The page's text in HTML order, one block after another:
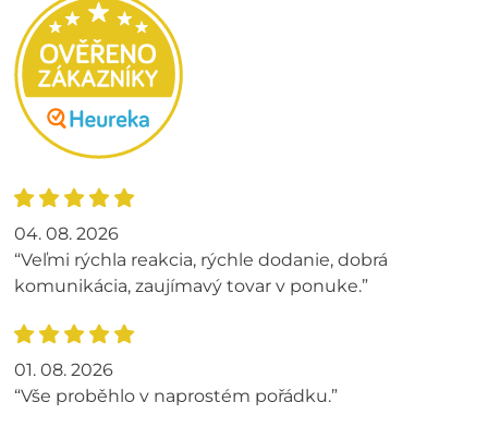
04. 08. 2026
“Veľmi rýchla reakcia, rýchle dodanie, dobrá
komunikácia, zaujímavý tovar v ponuke.”
01. 08. 2026
“Vše proběhlo v naprostém pořádku.”